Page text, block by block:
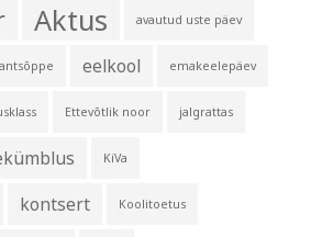
Aktus avautud uste päev
eelkool emakeelepäev
Ettevõtlik noor jalgrattas
KiVa
kontsert Koolitoetus